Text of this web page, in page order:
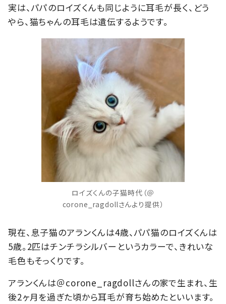
実は、パパのロイズくんも同じように耳毛が長く、どう
やら、猫ちゃんの耳毛は遺伝するようです。
ロイズくんの子猫時代（＠
corone_ragdollさんより提供）
現在、息子猫のアランくんは4歳、パパ猫のロイズくんは
5歳。2匹はチンチラシルバーというカラーで、きれいな
毛色もそっくりです。
アランくんは＠corone_ragdollさんの家で生まれ、生
後2ヶ月を過ぎた頃から耳毛が育ち始めたといいます。